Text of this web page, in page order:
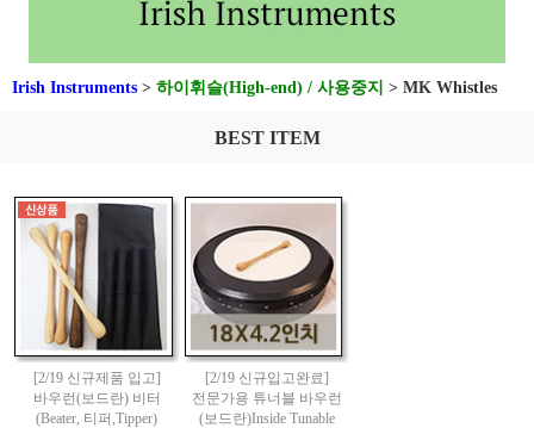
Irish Instruments > 하이휘슬(High-end) / 사용중지 > MK Whistles
BEST ITEM
[2/19 신규제품 입고]
바우런(보드란) 비터
(Beater, 티퍼,Tipper)
[2/19 신규입고완료]
전문가용 튜너블 바우런
(보드란)Inside Tunable